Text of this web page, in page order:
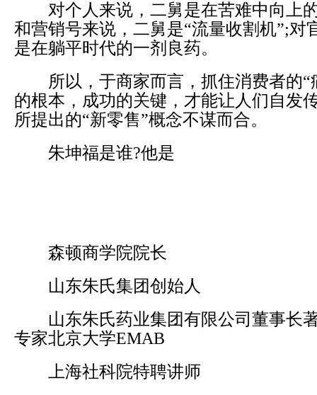
对个人来说，二舅是在苦难中向上
和营销号来说，二舅是“流量收割机”;对
是在躺平时代的一剂良药。
所以，于商家而言，抓住消费者的“
的根本，成功的关键，才能让人们自发
所提出的“新零售”概念不谋而合。
朱坤福是谁?他是
森顿商学院院长
山东朱氏集团创始人
山东朱氏药业集团有限公司董事长
专家北京大学EMAB
上海社科院特聘讲师